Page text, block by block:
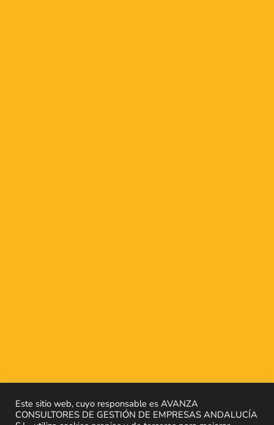
Este sitio web, cuyo responsable es AVANZA
CONSULTORES DE GESTIÓN DE EMPRESAS ANDALUCÍA